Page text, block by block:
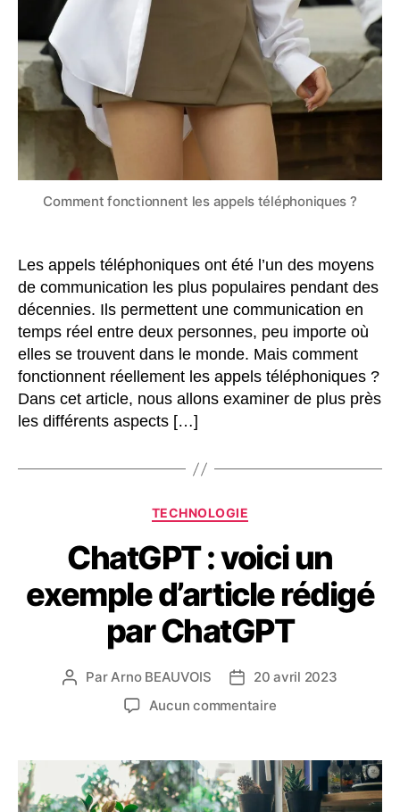
Comment fonctionnent les appels téléphoniques ?
Les appels téléphoniques ont été l’un des moyens
de communication les plus populaires pendant des
décennies. Ils permettent une communication en
temps réel entre deux personnes, peu importe où
elles se trouvent dans le monde. Mais comment
fonctionnent réellement les appels téléphoniques ?
Dans cet article, nous allons examiner de plus près
les différents aspects […]
Catégories
TECHNOLOGIE
ChatGPT : voici un
exemple d’article rédigé
par ChatGPT
Auteur
ParArno BEAUVOIS
Date
de
20 avril 2023
Aucun commentairesur
voici
un
exemple